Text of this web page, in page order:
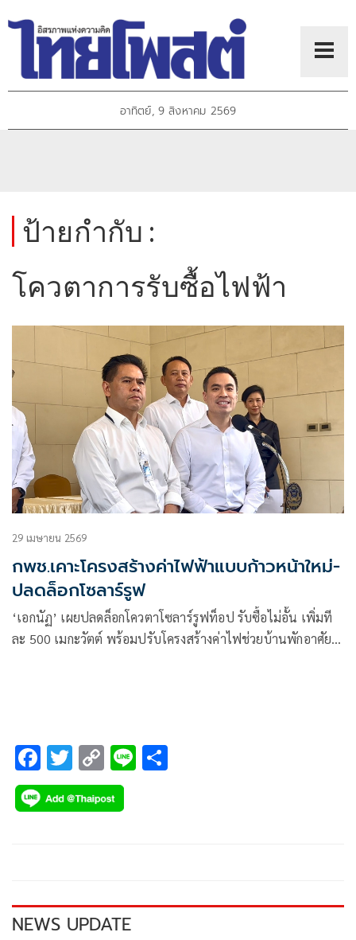
อาทิตย์, 9 สิงหาคม 2569
ป้ายกำกับ :
โควตาการรับซื้อไฟฟ้า
29 เมษายน 2569
กพช.เคาะโครงสร้างค่าไฟฟ้าแบบก้าวหน้าใหม่-
ปลดล็อกโซลาร์รูฟ
‘เอกนัฏ’ เผยปลดล็อกโควตาโซลาร์รูฟท็อป รับซื้อไม่อั้น เพิ่มที
ละ 500 เมกะวัตต์ พร้อมปรับโครงสร้างค่าไฟช่วยบ้านพักอาศัย
F
ac
e
k
T
wi
tt
C
o
p
k
Li
NEWS UPDATE